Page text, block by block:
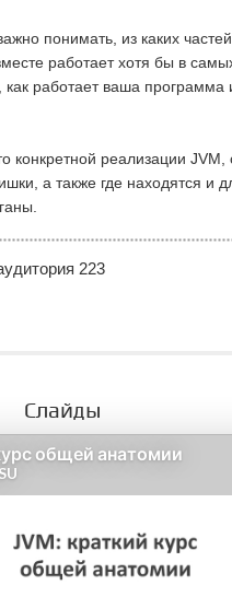
понимать, из каких
работает хотя бы в
работает ваша программа
конкретной реализации JVM,
а также где находятся и
223
Слайды